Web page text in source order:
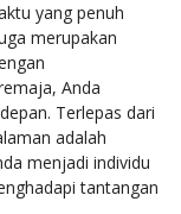
yang penuh
merupakan
Anda
Terlepas dari
adalah
menjadi individu
tantangan